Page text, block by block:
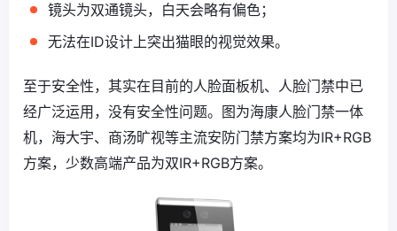
镜头为双通镜头，白天会略有偏色；
无法在ID设计上突出猫眼的视觉效果。
至于安全性，其实在目前的人脸面板机、人脸门禁中已
经广泛运用，没有安全性问题。图为海康人脸门禁一体
机，海大宇、商汤旷视等主流安防门禁方案均为IR+RGB
方案，少数高端产品为双IR+RGB方案。